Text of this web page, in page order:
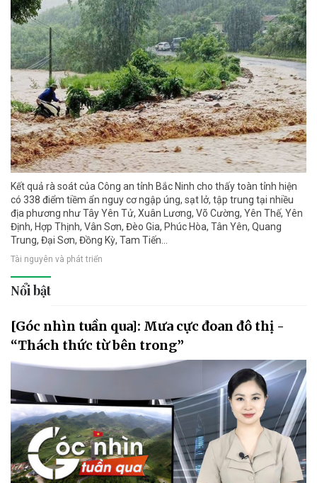
Kết quả rà soát của Công an tỉnh Bắc Ninh cho thấy toàn tỉnh hiện
có 338 điểm tiềm ẩn nguy cơ ngập úng, sạt lở, tập trung tại nhiều
địa phương như Tây Yên Tử, Xuân Lương, Võ Cường, Yên Thế, Yên
Định, Hợp Thịnh, Vân Sơn, Đèo Gia, Phúc Hòa, Tân Yên, Quang
Trung, Đại Sơn, Đồng Kỳ, Tam Tiến...
Tài nguyên và phát triển
Nổi bật
[Góc nhìn tuần qua]: Mưa cực đoan đô thị -
“Thách thức từ bên trong”